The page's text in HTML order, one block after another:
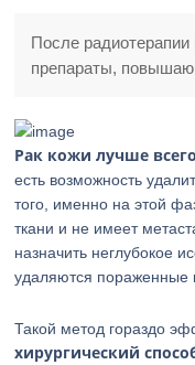
После
препараты,
Рак кожи лучше
есть возможность
того, именно на этой
ткани и не имеет
назначить неглубокое
удаляются пораженные
Такой метод гораздо
хирургический